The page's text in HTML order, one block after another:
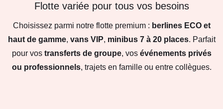
Flotte variée pour tous vos besoins
Choisissez parmi notre flotte premium : berlines ECO et
haut de gamme, vans VIP, minibus 7 à 20 places. Parfait
pour vos transferts de groupe, vos événements privés
ou professionnels, trajets en famille ou entre collègues.